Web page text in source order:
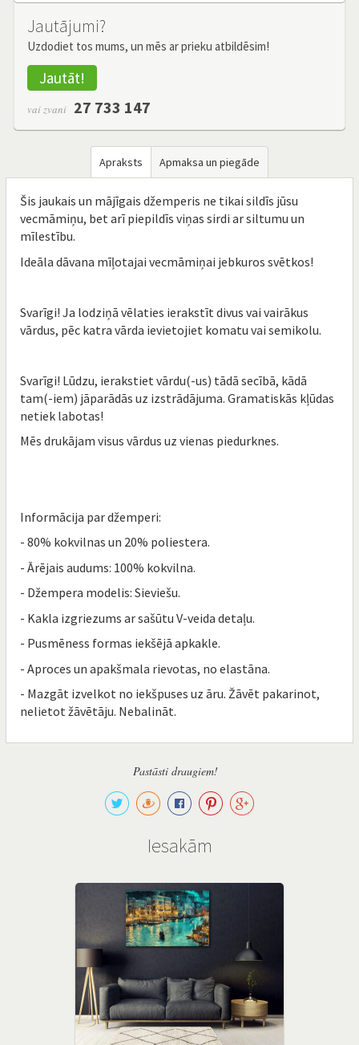
Jautājumi?
Uzdodiet tos mums, un mēs ar prieku atbildēsim!
Jautāt!
vai zvani 27 733 147
Apraksts Apmaksa un piegāde
Šis jaukais un mājīgais džemperis ne tikai sildīs jūsu
vecmāmiņu, bet arī piepildīs viņas sirdi ar siltumu un
mīlestību.
Ideāla dāvana mīļotajai vecmāmiņai jebkuros svētkos!
Svarīgi! Ja lodziņā vēlaties ierakstīt divus vai vairākus
vārdus, pēc katra vārda ievietojiet komatu vai semikolu.
Svarīgi! Lūdzu, ierakstiet vārdu(-us) tādā secībā, kādā
tam(-iem) jāparādās uz izstrādājuma. Gramatiskās kļūdas
netiek labotas!
Mēs drukājam visus vārdus uz vienas piedurknes.
Informācija par džemperi:
- 80% kokvilnas un 20% poliestera.
- Ārējais audums: 100% kokvilna.
- Džempera modelis: Sieviešu.
- Kakla izgriezums ar sašūtu V-veida detaļu.
- Pusmēness formas iekšējā apkakle.
- Aproces un apakšmala rievotas, no elastāna.
- Mazgāt izvelkot no iekšpuses uz āru. Žāvēt pakarinot,
nelietot žāvētāju. Nebalināt.
Pastāsti draugiem!
Iesakām